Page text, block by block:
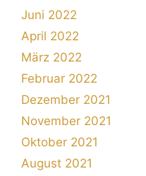
Juni 2022
April 2022
März 2022
Februar 2022
Dezember 2021
November 2021
Oktober 2021
August 2021